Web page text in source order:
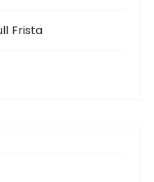
Frista